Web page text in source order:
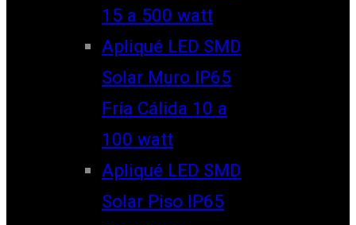
15 a 500 watt
Apliqué LED SMD
Solar Muro IP65
Fría Cálida 10 a
100 watt
Apliqué LED SMD
Solar Piso IP65